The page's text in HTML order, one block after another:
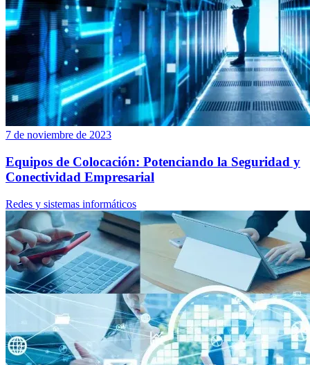
7 de noviembre de 2023
Equipos de Colocación: Potenciando la Seguridad y
Conectividad Empresarial
Redes y sistemas informáticos